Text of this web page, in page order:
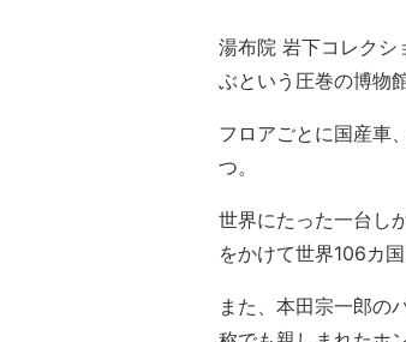
湯布院 岩下コレクシ
ぶという圧巻の博物
フロアごとに国産車
つ。
世界にたった一台し
をかけて世界106カ
また、本田宗一郎の